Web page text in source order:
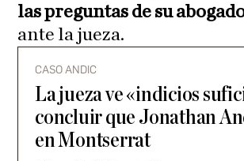
las preguntas de su
ante la jueza.
CASO ANDIC
La jueza ve «indicios
concluir que Jonathan
en Montserrat